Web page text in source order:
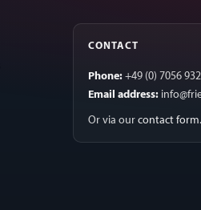
CONTACT
Phone: +49 (0) 7056
Email address:
Or via our contact form.